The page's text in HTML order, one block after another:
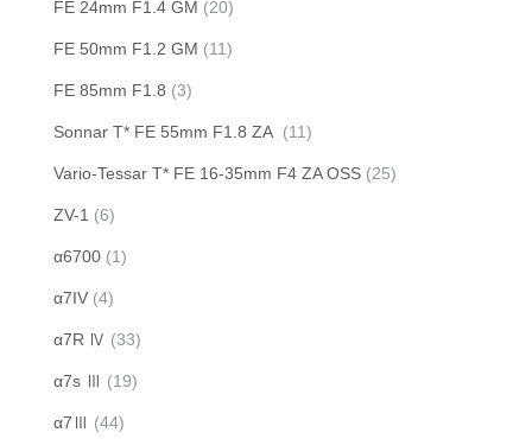
FE 24mm F1.4 GM (20)
FE 50mm F1.2 GM (11)
FE 85mm F1.8 (3)
Sonnar T* FE 55mm F1.8 ZA (11)
Vario-Tessar T* FE 16-35mm F4 ZA OSS (25)
ZV-1 (6)
α6700 (1)
α7IV (4)
α7R Ⅳ (33)
α7s Ⅲ (19)
α7Ⅲ (44)